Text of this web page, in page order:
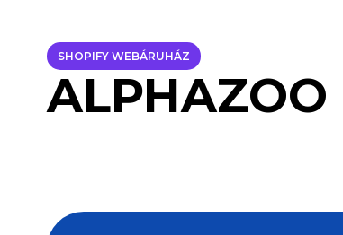
SHOPIFY WEBÁRUHÁZ
ALPHAZOO